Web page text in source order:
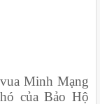
Minh Mạng
của Bảo Hộ